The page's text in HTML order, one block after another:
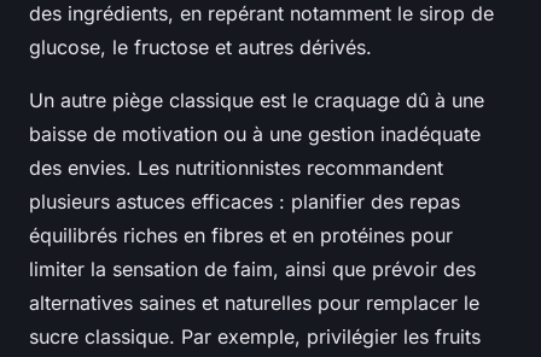
des ingrédients, en repérant notamment le sirop de
glucose, le fructose et autres dérivés.
Un autre piège classique est le craquage dû à une
baisse de motivation ou à une gestion inadéquate
des envies. Les nutritionnistes recommandent
plusieurs astuces efficaces : planifier des repas
équilibrés riches en fibres et en protéines pour
limiter la sensation de faim, ainsi que prévoir des
alternatives saines et naturelles pour remplacer le
sucre classique. Par exemple, privilégier les fruits